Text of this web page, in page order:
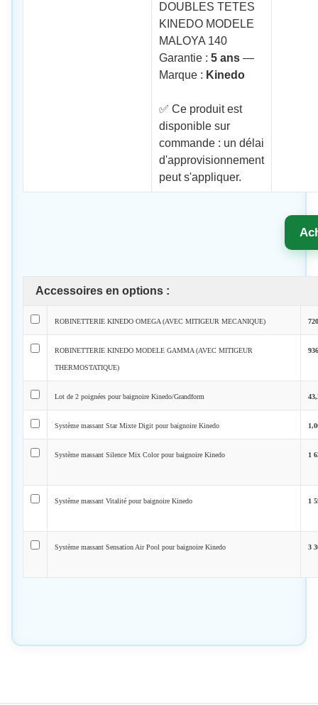
DOUBLES TETES
KINEDO MODELE
MALOYA 140
Garantie : 5 ans—
Marque : Kinedo
✅ Ce produit est
disponible sur
commande : un délai
d'approvisionnement
peut s'appliquer.
Accessoires en options :
ROBINETTERIE KINEDO OMEGA (AVEC MITIGEUR MECANIQUE)
ROBINETTERIE KINEDO MODELE GAMMA (AVEC MITIGEUR
THERMOSTATIQUE)
Lot de 2 poignées pour baignoire Kinedo/Grandform
Système massant Star Mixte Digit pour baignoire Kinedo
Système massant Silence Mix Color pour baignoire Kinedo 1
Système massant Vitalité pour baignoire Kinedo 1
Système massant Sensation Air Pool pour baignoire Kinedo 3